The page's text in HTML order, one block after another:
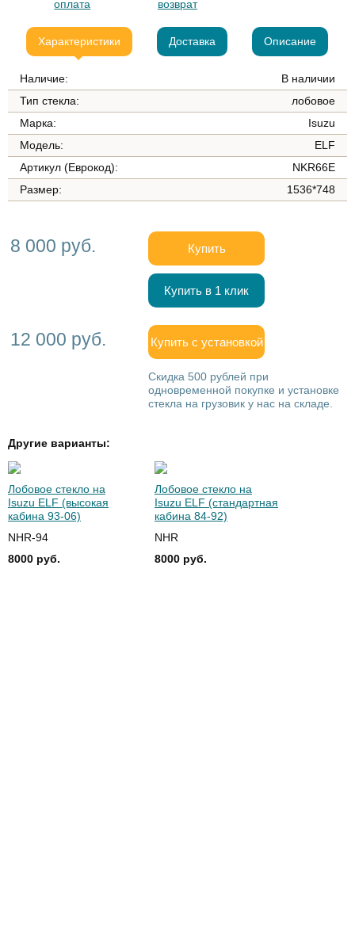
оплата
возврат
Характеристики Доставка Описание
Наличие:
В наличии
Тип стекла:
лобовое
Марка:
Isuzu
Модель:
ELF
Артикул (Еврокод):
NKR66E
Размер:
1536*748
8 000 руб. Купить
Купить в 1 клик
12 000 руб. Купить с установкой
Скидка 500 рублей при
одновременной покупке и установке
стекла на грузовик у нас на складе.
Другие варианты:
Лобовое стекло на
Isuzu ELF (высокая
кабина 93-06)
NHR-94
8000 руб.
Лобовое стекло на
Isuzu ELF (стандартная
кабина 84-92)
NHR
8000 руб.